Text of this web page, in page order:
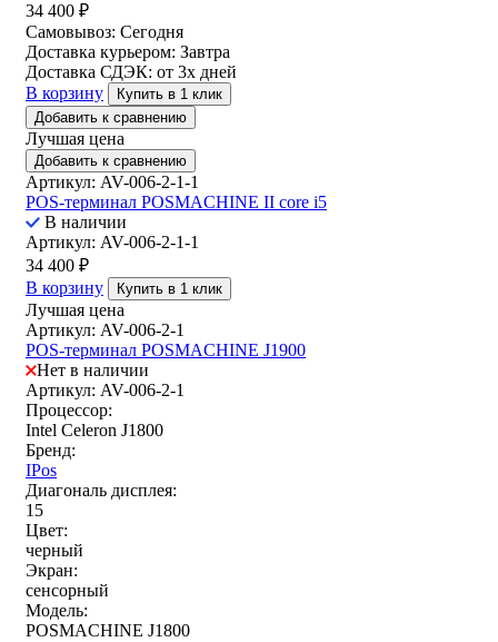
34 400 ₽
Самовывоз: Сегодня
Доставка курьером: Завтра
Доставка СДЭК: от 3х дней
В корзину
Купить в 1 клик
Добавить к сравнению
Лучшая цена
Добавить к сравнению
Артикул: AV-006-2-1-1
POS-терминал POSMACHINE II core i5
В наличии
Артикул: AV-006-2-1-1
34 400 ₽
В корзину
Купить в 1 клик
Лучшая цена
Артикул: AV-006-2-1
POS-терминал POSMACHINE J1900
Нет в наличии
Артикул: AV-006-2-1
Процессор:
Intel Celeron J1800
Бренд:
IPos
Диагональ дисплея:
15
Цвет:
черный
Экран:
сенсорный
Модель:
POSMACHINE J1800